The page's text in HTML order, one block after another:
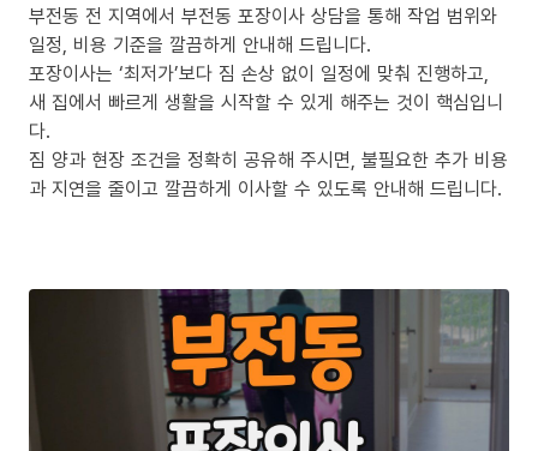
부전동 전 지역에서 부전동 포장이사 상담을 통해 작업 범위와
일정, 비용 기준을 깔끔하게 안내해 드립니다.
포장이사는 ‘최저가’보다 짐 손상 없이 일정에 맞춰 진행하고,
새 집에서 빠르게 생활을 시작할 수 있게 해주는 것이 핵심입니
다.
짐 양과 현장 조건을 정확히 공유해 주시면, 불필요한 추가 비용
과 지연을 줄이고 깔끔하게 이사할 수 있도록 안내해 드립니다.